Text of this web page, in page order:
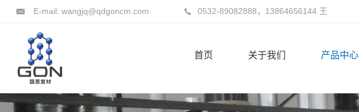
E-mail: wangjq@qdgoncm.com 0532-89082888，13864656144 王
首页 关于我们 产品中心